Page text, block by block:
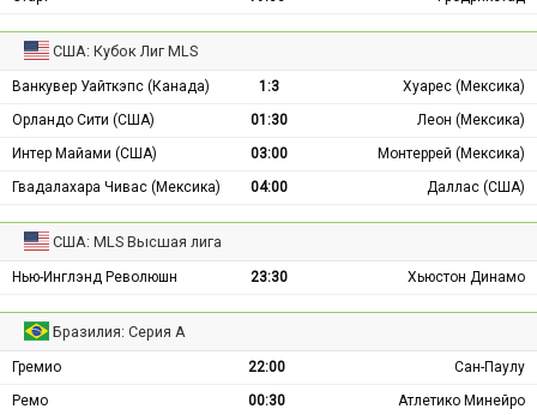
США: Кубок Лиг MLS
Ванкувер Уайткэпс (Канада) 1:3
Хуарес (Мексика)
Орландо Сити (США)
01:30
Леон (Мексика)
Интер Майами (США)
03:00
Монтеррей (Мексика)
Гвадалахара Чивас (Мексика)
04:00 Даллас (США)
США: MLS Высшая лига
Нью-Инглэнд Революшн 23:30 Хьюстон Динамо
Бразилия: Серия А
Гремио 22:00
Сан-Паулу
Ремо
00:30
Атлетико Минейро